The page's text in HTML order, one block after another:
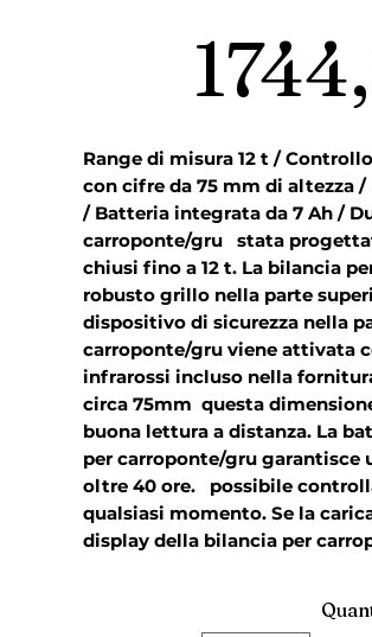
Range di misura 12 t /
con cifre da 75 mm di altezza /
/ Batteria integrata da 7 Ah /
carroponte/gru   stata
chiusi fino a 12 t. La bilancia
robusto grillo nella parte
dispositivo di sicurezza nella
carroponte/gru viene attivata
infrarossi incluso nella
circa 75mm  questa
buona lettura a distanza. La
per carroponte/gru
oltre 40 ore.   possibile
qualsiasi momento. Se la
display della bilancia per
utili funzioni. La funzione Tara